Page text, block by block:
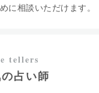
に相談いただけます。
占い師